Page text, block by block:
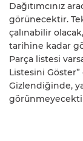
Dağıtımcınız
görünecektir.
çalınabilir
tarihine kadar
Parça listesi
Listesini
Gizlendiğinde,